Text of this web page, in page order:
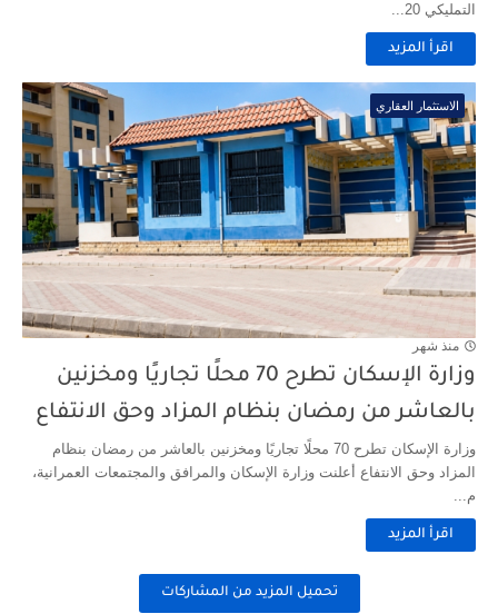
التمليكي 20...
اقرأ المزيد
الاستثمار العقاري
منذ شهر
وزارة الإسكان تطرح 70 محلًا تجاريًا ومخزنين
بالعاشر من رمضان بنظام المزاد وحق الانتفاع
وزارة الإسكان تطرح 70 محلًا تجاريًا ومخزنين بالعاشر من رمضان بنظام
المزاد وحق الانتفاع أعلنت وزارة الإسكان والمرافق والمجتمعات العمرانية،
م...
اقرأ المزيد
تحميل المزيد من المشاركات